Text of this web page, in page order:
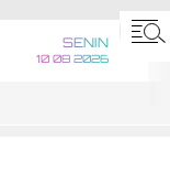
SENIN
10 08 2026